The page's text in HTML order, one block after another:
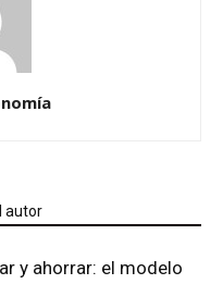
autor
y ahorrar: el modelo